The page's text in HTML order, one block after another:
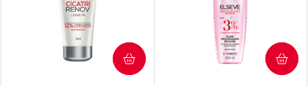
COMPRAR COMPRAR